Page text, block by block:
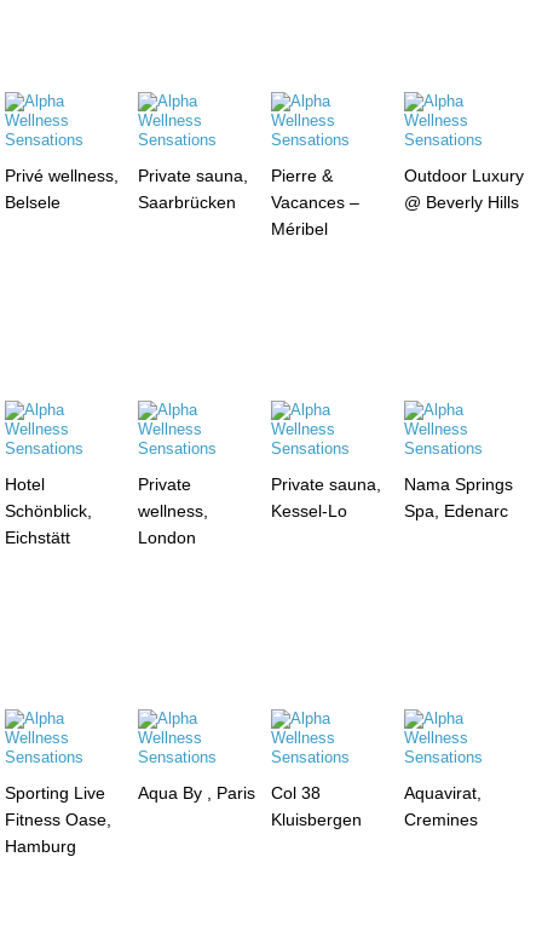
Privé wellness,
Belsele
Private sauna,
Saarbrücken
Pierre &
Vacances –
Méribel
Outdoor Luxury
@ Beverly Hills
Hotel
Schönblick,
Eichstätt
Private
wellness,
London
Private sauna,
Kessel-Lo
Nama Springs
Spa, Edenarc
Sporting Live
Fitness Oase,
Hamburg
Aqua By , Paris
Col 38
Kluisbergen
Aquavirat,
Cremines